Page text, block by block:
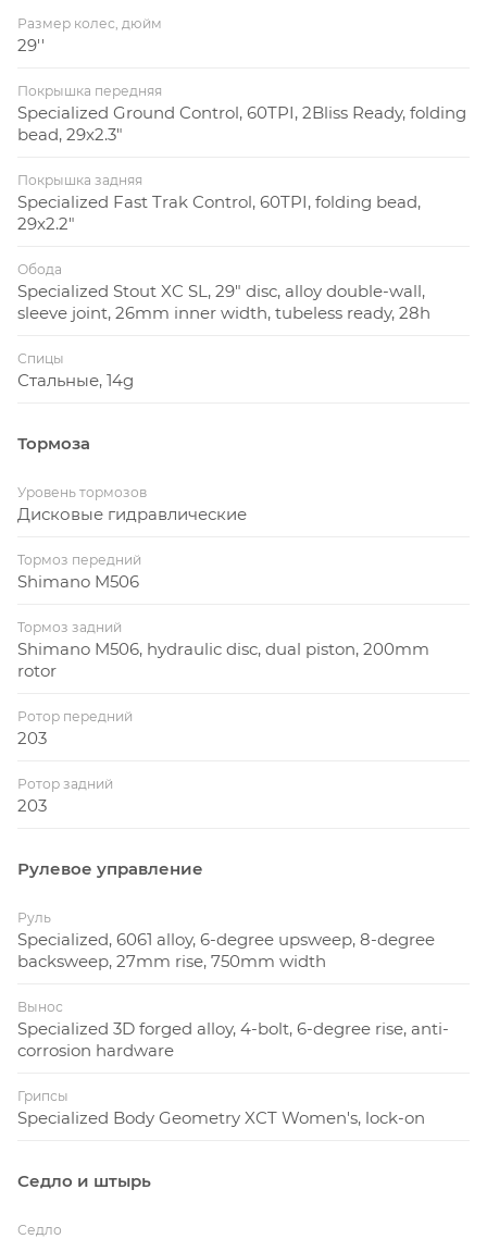
Размер колес, дюйм
29''
Покрышка передняя
Specialized Ground Control, 60TPI, 2Bliss Ready, folding
bead, 29x2.3"
Покрышка задняя
Specialized Fast Trak Control, 60TPI, folding bead,
29x2.2"
Обода
Specialized Stout XC SL, 29" disc, alloy double-wall,
sleeve joint, 26mm inner width, tubeless ready, 28h
Спицы
Стальные, 14g
Тормоза
Уровень тормозов
Дисковые гидравлические
Тормоз передний
Shimano M506
Тормоз задний
Shimano M506, hydraulic disc, dual piston, 200mm
rotor
Ротор передний
203
Ротор задний
203
Рулевое управление
Руль
Specialized, 6061 alloy, 6-degree upsweep, 8-degree
backsweep, 27mm rise, 750mm width
Вынос
Specialized 3D forged alloy, 4-bolt, 6-degree rise, anti-
corrosion hardware
Грипсы
Specialized Body Geometry XCT Women's, lock-on
Седло и штырь
Седло